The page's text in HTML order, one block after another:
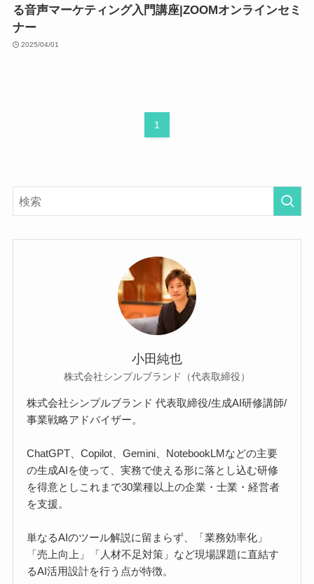
る音声マーケティング入門講座|ZOOMオンラインセミ
ナー
2025/04/01
1
小田純也
株式会社シンプルブランド（代表取締役）
株式会社シンプルブランド 代表取締役/生成AI研修講師/
事業戦略アドバイザー。
ChatGPT、Copilot、Gemini、NotebookLMなどの主要
の生成AIを使って、実務で使える形に落とし込む研修
を得意としこれまで30業種以上の企業・士業・経営者
を支援。
単なるAIのツール解説に留まらず、「業務効率化」
「売上向上」「人材不足対策」など現場課題に直結す
るAI活用設計を行う点が特徴。